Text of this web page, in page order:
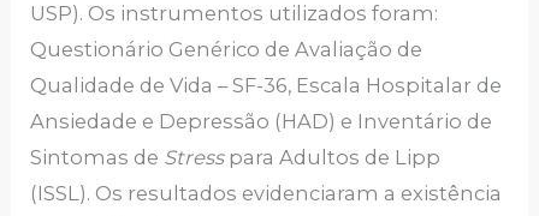
USP). Os instrumentos utilizados foram:
Questionário Genérico de Avaliação de
Qualidade de Vida – SF-36, Escala Hospitalar de
Ansiedade e Depressão (HAD) e Inventário de
Sintomas de Stresspara Adultos de Lipp
(ISSL). Os resultados evidenciaram a existência